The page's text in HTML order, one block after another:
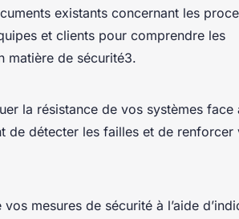
existants concernant les
et clients pour comprendre les
matière de sécurité3.
la résistance de vos systèmes face
de détecter les failles et de renforcer
mesures de sécurité à l’aide